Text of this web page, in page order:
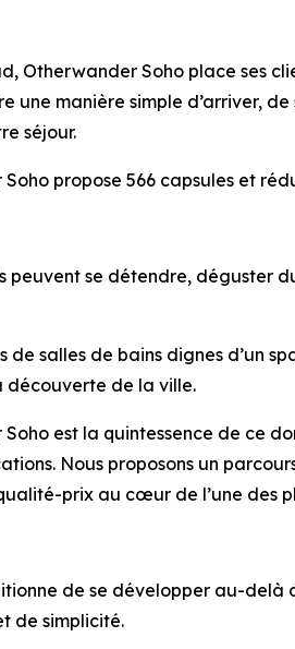
Otherwander Soho place ses
manière simple d’arriver,
séjour.
propose 566 capsules et
peuvent se détendre, déguster
salles de bains dignes d’un
découverte de la ville.
est la quintessence de ce
Nous proposons un
prix au cœur de l’une des
de se développer au-delà
de simplicité.